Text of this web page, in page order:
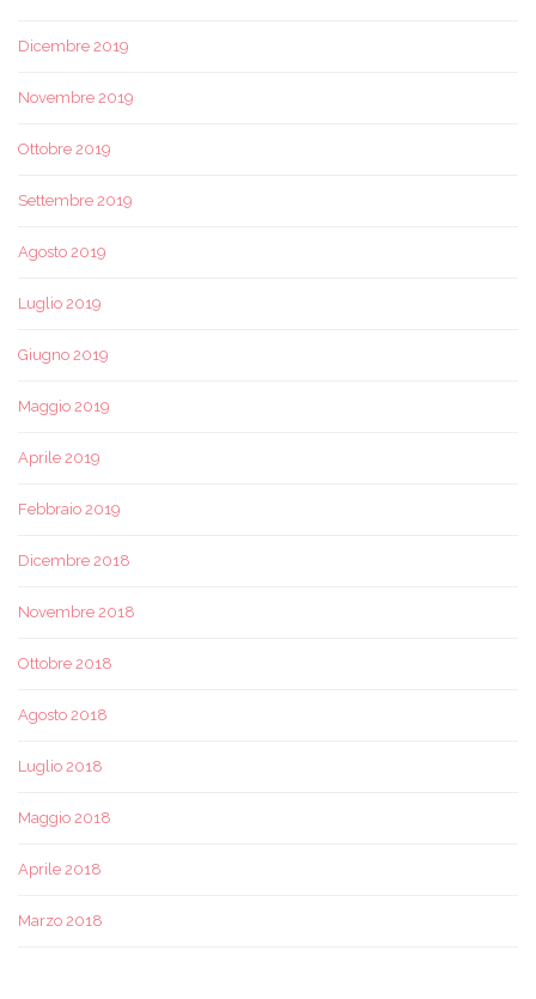
Dicembre 2019
Novembre 2019
Ottobre 2019
Settembre 2019
Agosto 2019
Luglio 2019
Giugno 2019
Maggio 2019
Aprile 2019
Febbraio 2019
Dicembre 2018
Novembre 2018
Ottobre 2018
Agosto 2018
Luglio 2018
Maggio 2018
Aprile 2018
Marzo 2018